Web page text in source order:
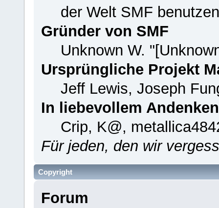
der Welt SMF
Gründer von SMF
Unknown W.
Ursprüngliche Projekt
Jeff Lewis, Joseph
In liebevollem
Crip, K@,
Für jeden, den wir
Copyright
Forum